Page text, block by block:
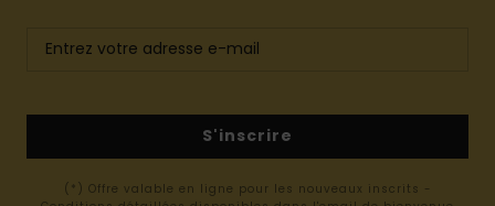
S'inscrire
(*) Offre valable en ligne pour les nouveaux inscrits -